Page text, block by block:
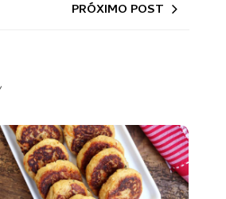
PRÓXIMO POST